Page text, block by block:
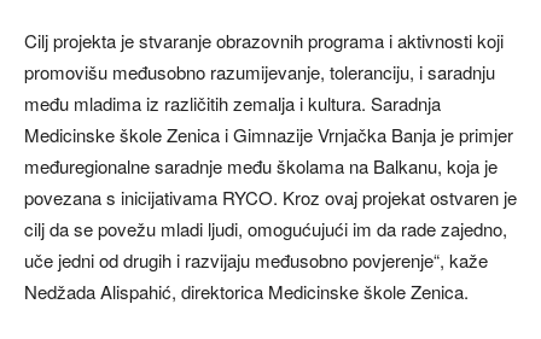
Cilj projekta je stvaranje obrazovnih programa i aktivnosti koji
promovišu međusobno razumijevanje, toleranciju, i saradnju
među mladima iz različitih zemalja i kultura. Saradnja
Medicinske škole Zenica i Gimnazije Vrnjačka Banja je primjer
međuregionalne saradnje među školama na Balkanu, koja je
povezana s inicijativama RYCO. Kroz ovaj projekat ostvaren je
cilj da se povežu mladi ljudi, omogućujući im da rade zajedno,
uče jedni od drugih i razvijaju međusobno povjerenje“, kaže
Nedžada Alispahić, direktorica Medicinske škole Zenica.